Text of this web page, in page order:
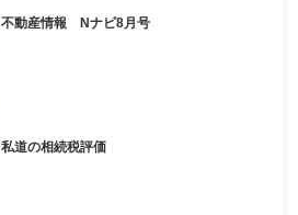
不動産情報 Nナビ8月号
私道の相続税評価